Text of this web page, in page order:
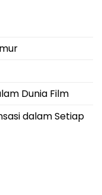
Dunia Film
dalam Setiap